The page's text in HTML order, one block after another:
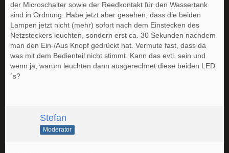
der Microschalter sowie der Reedkontakt für den Wassertank
sind in Ordnung. Habe jetzt aber gesehen, dass die beiden
Lampen jetzt nicht (mehr) sofort nach dem Einstecken des
Netzsteckers leuchten, sondern erst ca. 30 Sekunden nachdem
man den Ein-/Aus Knopf gedrückt hat. Vermute fast, dass da
was mit dem Bedienteil nicht stimmt. Kann das evtl. sein und
wenn ja, warum leuchten dann ausgerechnet diese beiden LED
´s?
Stefan
Moderator